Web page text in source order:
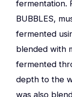
fermentation.
BUBBLES,
fermented
blended with
fermented
depth to the
was also